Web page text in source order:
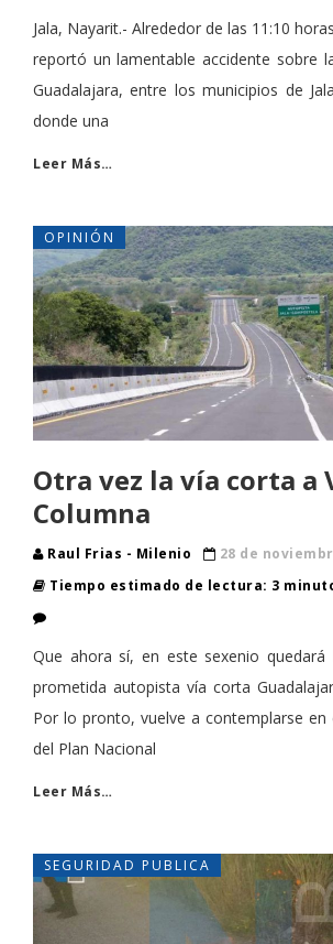
Jala, Nayarit.- Alrededor de las 11:10
reportó un lamentable accidente sobre
Guadalajara, entre los municipios de
donde una
Leer Más…
OPINIÓN
Otra vez la vía corta a
Columna
Raul Frias - Milenio
28 de
Tiempo estimado de lectura: 3
Que ahora sí, en este sexenio
prometida autopista vía corta
Por lo pronto, vuelve a contemplarse en
del Plan Nacional
Leer Más…
SEGURIDAD PUBLICA